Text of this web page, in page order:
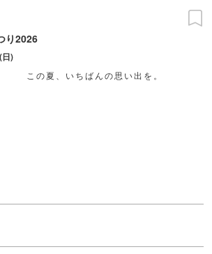
り2026
)
この夏、いちばんの思い出を。